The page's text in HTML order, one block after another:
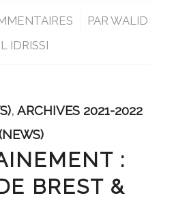
/ PARWALID
IDRISSI
, ARCHIVES 2021-2022
:
BREST &